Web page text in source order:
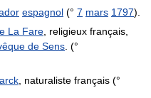
espagnol (° 7 mars 1797).
La Fare , religieux français,
de Sens . (°
, naturaliste français (°